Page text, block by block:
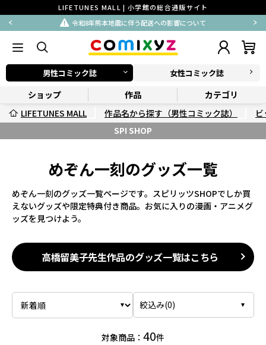
LIFETUNES MALL | 小学館の総合通販サイト
ついて
払込用紙による後払い決済一時停止
男性コミック誌 女性コミック誌
ショップ 作品
カテゴリ
LIFETUNES MALL
作品名から探す（男性コミック誌）
SPI SHOP
めぞん一刻のグッズ一覧
めぞん一刻のグッズ一覧ページです。スピリッツSHOPでしか買
えないグッズや限定特典付き商品。お気に入りの漫画・アニメグ
ッズを見つけよう。
高橋留美子先生作品のグッズ一覧はこちら
絞込み(0)
対象商品： 40件